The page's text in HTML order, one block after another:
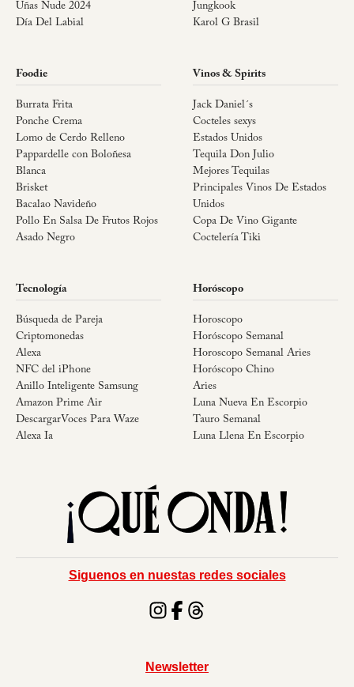
Uñas Nude 2024
Día Del Labial
Jungkook
Karol G Brasil
Foodie
Burrata Frita
Ponche Crema
Lomo de Cerdo Relleno
Pappardelle con Boloñesa
Blanca
Brisket
Bacalao Navideño
Pollo En Salsa De Frutos Rojos
Asado Negro
Vinos & Spirits
Jack Daniel´s
Cocteles sexys
Estados Unidos
Tequila Don Julio
Mejores Tequilas
Principales Vinos De Estados
Unidos
Copa De Vino Gigante
Coctelería Tiki
Tecnología
Búsqueda de Pareja
Criptomonedas
Alexa
NFC del iPhone
Anillo Inteligente Samsung
Amazon Prime Air
DescargarVoces Para Waze
Alexa Ia
Horóscopo
Horoscopo
Horóscopo Semanal
Horoscopo Semanal Aries
Horóscopo Chino
Aries
Luna Nueva En Escorpio
Tauro Semanal
Luna Llena En Escorpio
Siguenos en nuestas redes sociales
Newsletter